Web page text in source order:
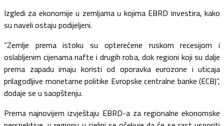
Izgledi za ekonomije u zemljama u kojima EBRD investira, kako
su naveli ostaju podijeljeni.
“Zemlje prema istoku su opterećene ruskom recesijom i
oslabljenim cijenama nafte i drugih roba, dok regioni koji su dalje
prema zapadu imaju koristi od oporavka eurozone i uticaja
prilagodljive monetarne politike Evropske centralne banke (ECB)”,
dodaje se u saopštenju.
Prema najnovijem izvještaju EBRD-a za regionalne ekonomske